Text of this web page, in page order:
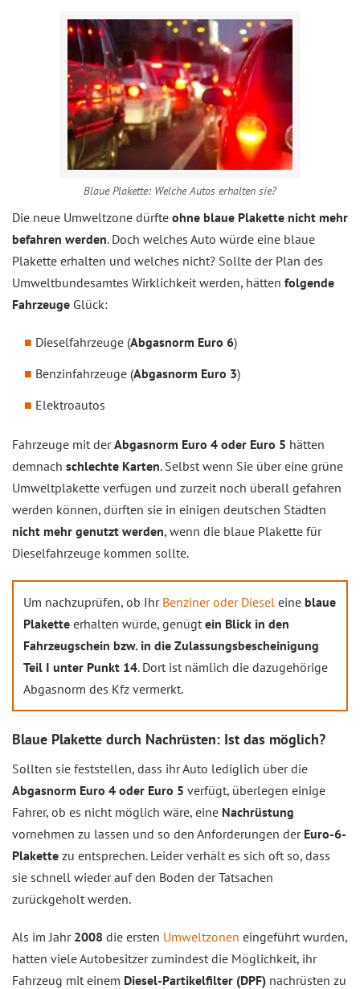
Blaue Plakette: Welche Autos erhalten sie?
Die neue Umweltzone dürfte ohne blaue Plakette nicht mehr
befahren werden. Doch welches Auto würde eine blaue
Plakette erhalten und welches nicht? Sollte der Plan des
Umweltbundesamtes Wirklichkeit werden, hätten folgende
Fahrzeuge Glück:
Dieselfahrzeuge (Abgasnorm Euro 6)
Benzinfahrzeuge (Abgasnorm Euro 3)
Elektroautos
Fahrzeuge mit derAbgasnorm Euro 4 oder Euro 5 hätten
demnach schlechte Karten. Selbst wenn Sie über eine grüne
Umweltplakette verfügen und zurzeit noch überall gefahren
werden können, dürften sie in einigen deutschen Städten
nicht mehr genutzt werden, wenn die blaue Plakette für
Dieselfahrzeuge kommen sollte.
Um nachzuprüfen, ob Ihr Benziner oder Diesel eine blaue
Plakette erhalten würde, genügt ein Blick in den
Fahrzeugschein bzw. in die Zulassungsbescheinigung
Teil I unter Punkt 14. Dort ist nämlich die dazugehörige
Abgasnorm des Kfz vermerkt.
Blaue Plakette durch Nachrüsten: Ist das möglich?
Sollten sie feststellen, dass ihr Auto lediglich über die
Abgasnorm Euro 4 oder Euro 5 verfügt, überlegen einige
Fahrer, ob es nicht möglich wäre, eine Nachrüstung
vornehmen zu lassen und so den Anforderungen der Euro-6-
Plakette zu entsprechen. Leider verhält es sich oft so, dass
sie schnell wieder auf den Boden der Tatsachen
zurückgeholt werden.
Als im Jahr 2008 die ersten Umweltzonen eingeführt wurden,
hatten viele Autobesitzer zumindest die Möglichkeit, ihr
Fahrzeug mit einem Diesel-Partikelfilter (DPF) nachrüsten zu